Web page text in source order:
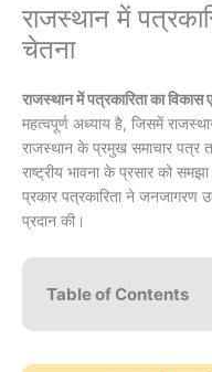
राजस्थान में
चेतना
राजस्थान में पत्रकारिता का विकास
महत्वपूर्ण अध्याय है, जिसमें
राजस्थान के प्रमुख समाचार पत्र
राष्ट्रीय भावना के प्रसार को
प्रकार पत्रकारिता ने जनजागरण
प्रदान की।
Table of Contents